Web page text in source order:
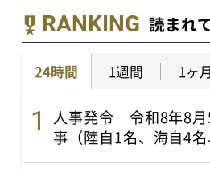
RANKING 読まれ
24時間 1週間 1ヶ月
人事発令 令和8年8月
事（陸自1名、海自4名